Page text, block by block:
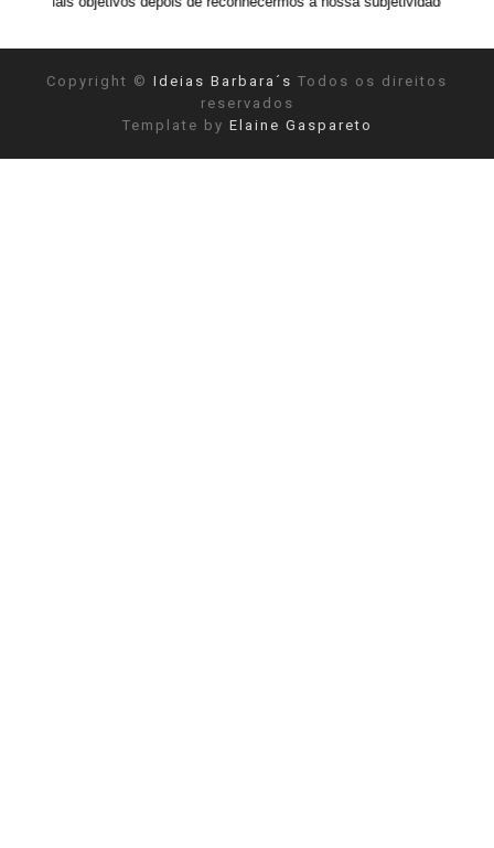
Copyright © Ideias Barbara´s Todos os direitos
reservados
Template by Elaine Gaspareto